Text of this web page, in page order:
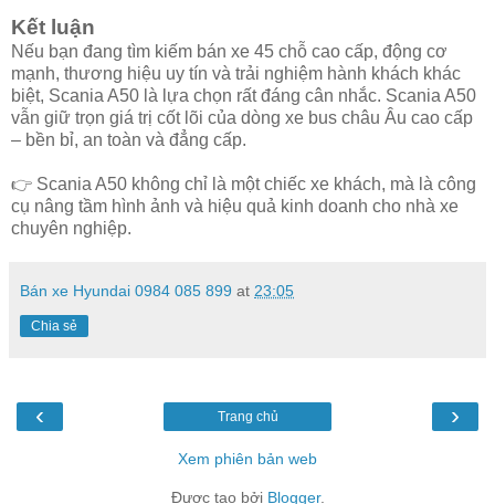
Kết luận
Nếu bạn đang tìm kiếm bán xe 45 chỗ cao cấp, động cơ
mạnh, thương hiệu uy tín và trải nghiệm hành khách khác
biệt, Scania A50 là lựa chọn rất đáng cân nhắc. Scania A50
vẫn giữ trọn giá trị cốt lõi của dòng xe bus châu Âu cao cấp
– bền bỉ, an toàn và đẳng cấp.
👉 Scania A50 không chỉ là một chiếc xe khách, mà là công
cụ nâng tầm hình ảnh và hiệu quả kinh doanh cho nhà xe
chuyên nghiệp.
Bán xe Hyundai 0984 085 899 at 23:05
Chia sẻ
‹ ›
Trang chủ
Xem phiên bản web
Được tạo bởi Blogger.